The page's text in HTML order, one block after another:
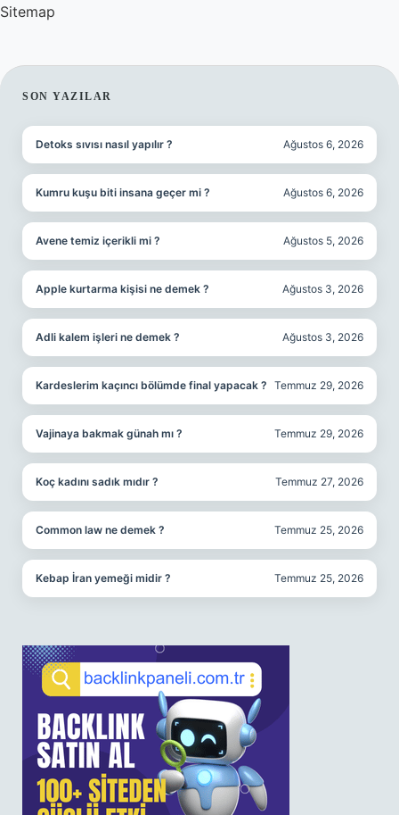
Sitemap
SIDEBAR
SON YAZILAR
Detoks sıvısı nasıl yapılır ? Ağustos 6, 2026
Kumru kuşu biti insana geçer mi ? Ağustos 6, 2026
Avene temiz içerikli mi ? Ağustos 5, 2026
Apple kurtarma kişisi ne demek ? Ağustos 3, 2026
Adli kalem işleri ne demek ? Ağustos 3, 2026
Kardeslerim kaçıncı bölümde final yapacak ? Temmuz 29, 2026
Vajinaya bakmak günah mı ? Temmuz 29, 2026
Koç kadını sadık mıdır ? Temmuz 27, 2026
Common law ne demek ? Temmuz 25, 2026
Kebap İran yemeği midir ? Temmuz 25, 2026